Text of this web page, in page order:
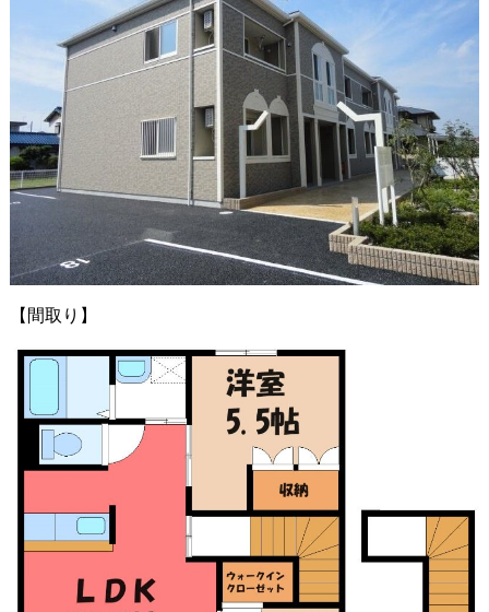
【間取り】